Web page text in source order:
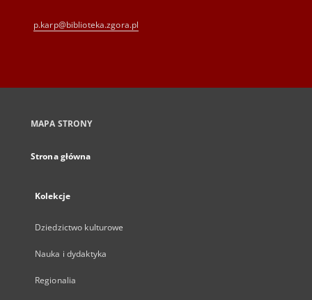
p.karp@biblioteka.zgora.pl
MAPA STRONY
Strona główna
Kolekcje
Dziedzictwo kulturowe
Nauka i dydaktyka
Regionalia